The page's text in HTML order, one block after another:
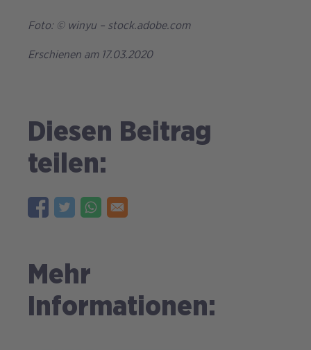
Foto: © winyu – stock.adobe.com
Erschienen am 17.03.2020
Diesen Beitrag
teilen:
Mehr
Informationen: